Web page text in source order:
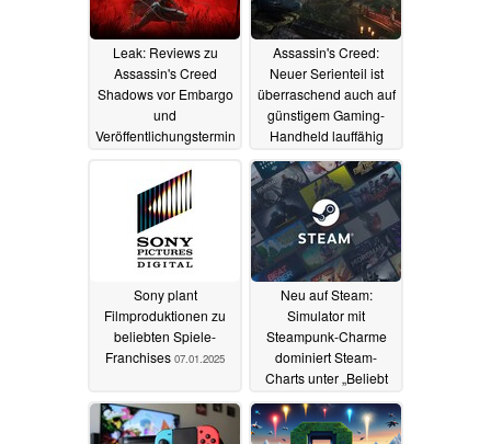
Leak: Reviews zu
Assassin's Creed
Shadows vor Embargo
und
Veröffentlichungstermin
Assassin's Creed:
Neuer Serienteil ist
überraschend auch auf
günstigem Gaming-
Handheld lauffähig
13.03.2025
Sony plant
Filmproduktionen zu
beliebten Spiele-
Franchises 07.01.2025
Neu auf Steam:
Simulator mit
Steampunk-Charme
dominiert Steam-
Charts unter „Beliebt
und bald verfügbar“
07.01.2025